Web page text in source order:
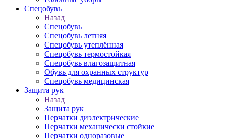
Спецобувь
Назад
Спецобувь
Спецобувь летняя
Спецобувь утеплённая
Спецобувь термостойкая
Спецобувь влагозащитная
Обувь для охранных структур
Спецобувь медицинская
Защита рук
Назад
Защита рук
Перчатки диэлектрические
Перчатки механически стойкие
Перчатки одноразовые